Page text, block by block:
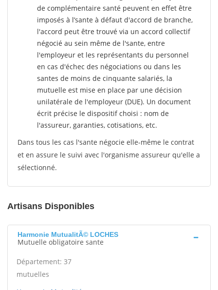
de complémentaire santé peuvent en effet être
imposés à l’sante à défaut d'accord de branche,
l'accord peut être trouvé via un accord collectif
négocié au sein même de l'sante, entre
l'employeur et les représentants du personnel
en cas d'échec des négociations ou dans les
santes de moins de cinquante salariés, la
mutuelle est mise en place par une décision
unilatérale de l'employeur (DUE). Un document
écrit précise le dispositif choisi : nom de
l'assureur, garanties, cotisations, etc.
Dans tous les cas l'sante négocie elle-même le contrat
et en assure le suivi avec l'organisme assureur qu'elle a
sélectionné.
Artisans Disponibles
Harmonie MutualitÃ© LOCHES
Mutuelle obligatoire sante
Département: 37
mutuelles